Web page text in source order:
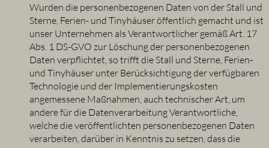
Wurden die personenbezogenen Daten von der Stall und
Sterne, Ferien- und Tinyhäuser öffentlich gemacht und ist
unser Unternehmen als Verantwortlicher gemäß Art. 17
Abs. 1 DS-GVO zur Löschung der personenbezogenen
Daten verpflichtet, so trifft die Stall und Sterne, Ferien-
und Tinyhäuser unter Berücksichtigung der verfügbaren
Technologie und der Implementierungskosten
angemessene Maßnahmen, auch technischer Art, um
andere für die Datenverarbeitung Verantwortliche,
welche die veröffentlichten personenbezogenen Daten
verarbeiten, darüber in Kenntnis zu setzen, dass die